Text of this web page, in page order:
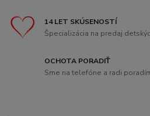
14 LET SKÚSENOSTÍ
Špecializácia na predaj
OCHOTA PORADIŤ
Sme na telefóne a radi